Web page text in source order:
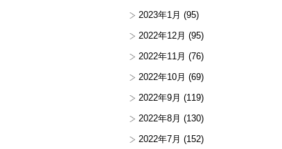
2023年1月 (95)
2022年12月 (95)
2022年11月 (76)
2022年10月 (69)
2022年9月 (119)
2022年8月 (130)
2022年7月 (152)